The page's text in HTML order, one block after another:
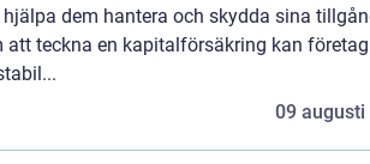
dem hantera och skydda sina
att teckna en kapitalförsäkring kan företag
09 augusti